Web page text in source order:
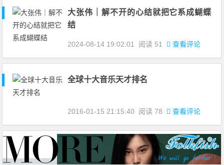
大张伟｜解不开的心结就把它系成蝴蝶
结
2024-08-14 19:02:01 阅读 51 查看评论
全球十大音乐天才排名
2016-01-15 21:15:40 阅读78 查看评论